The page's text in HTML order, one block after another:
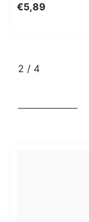
STANLAB
€5,89
2 / von
4